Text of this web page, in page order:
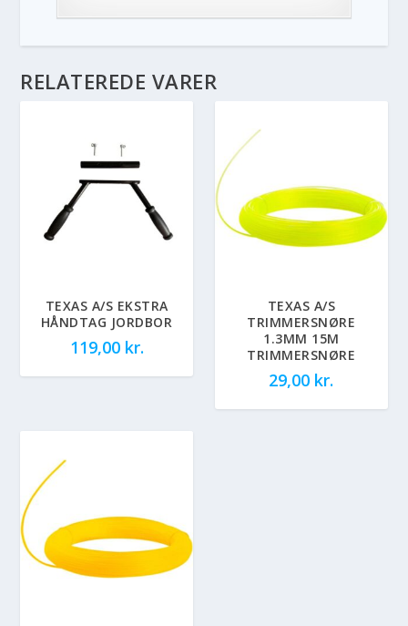
RELATEREDE VARER
TEXAS A/S EKSTRA
HÅNDTAG JORDBOR
119,00 kr.
TEXAS A/S
TRIMMERSNØRE
1.3MM 15M
TRIMMERSNØRE
29,00 kr.